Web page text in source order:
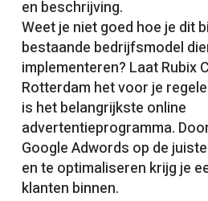
en beschrijving.
Weet je niet goed hoe je dit
bestaande bedrijfsmodel
implementeren? Laat Rubix
Rotterdam het voor je
is het belangrijkste online
advertentieprogramma.
Google Adwords op de
en te optimaliseren krijg je
klanten binnen.